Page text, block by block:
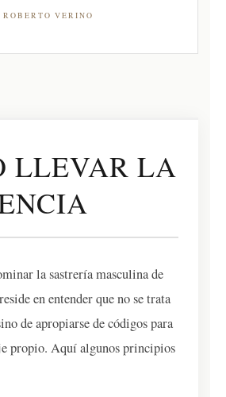
ROBERTO VERINO
LLEVAR LA
la sastrería masculina de
en entender que no se trata
de apropiarse de códigos para
propio. Aquí algunos principios